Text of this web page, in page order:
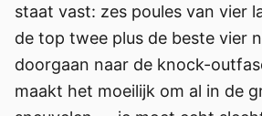
staat vast: zes poules van vier
de top twee plus de beste vier
doorgaan naar de knock-
maakt het moeilijk om al in de